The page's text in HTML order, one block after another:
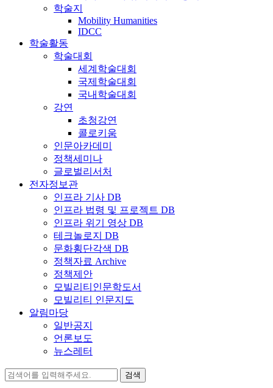
학술지
Mobility Humanities
IDCC
학술활동
학술대회
세계학술대회
국제학술대회
국내학술대회
강연
초청강연
콜로키움
인문아카데미
정책세미나
글로벌리서처
전자정보관
인프라 기사 DB
인프라 법령 및 프로젝트 DB
인프라 위기 영상 DB
테크놀로지 DB
문화횡단각색 DB
정책자료 Archive
정책제안
모빌리티인문학도서
모빌리티 인문지도
알림마당
일반공지
언론보도
뉴스레터
검